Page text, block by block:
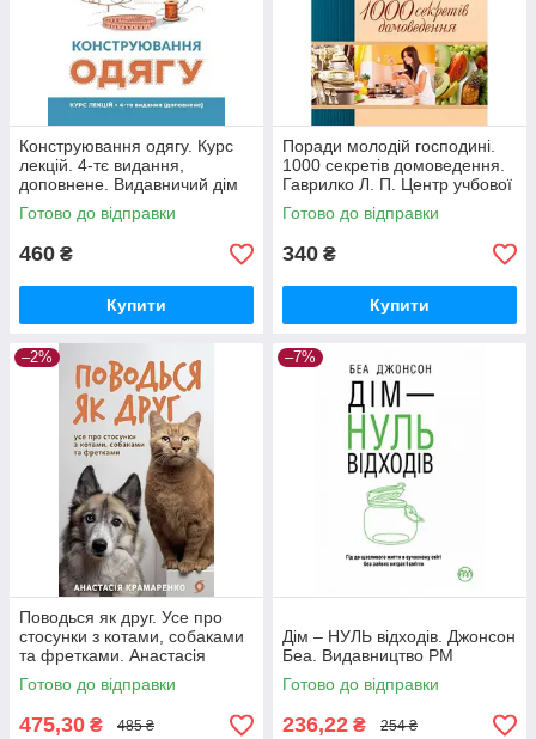
Конструювання одягу. Курс
лекцій. 4-тє видання,
доповнене. Видавничий дім
ЦУЛ
Готово до відправки
460 ₴
Купити
Поради молодій господині.
1000 секретів домоведення.
Гаврилко Л. П. Центр учбової
літератури
Готово до відправки
340 ₴
Купити
–2%
Поводься як друг. Усе про
стосунки з котами, собаками
та фретками. Анастасія
Крамаренко. Віхола
Готово до відправки
475,30 ₴ 485 ₴
–7%
Дім – НУЛЬ відходів. Джонсон
Беа. Видавництво РМ
Готово до відправки
236,22 ₴ 254 ₴